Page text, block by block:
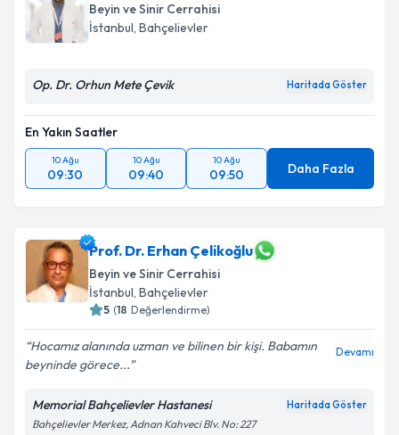
Beyin ve Sinir Cerrahisi
İstanbul, Bahçelievler
Op. Dr. Orhun Mete Çevik Haritada Göster
En Yakın Saatler
10 Ağu
09:30
10 Ağu
09:40
10 Ağu
09:50 Daha Fazla
Prof. Dr. Erhan Çelikoğlu
Beyin ve Sinir Cerrahisi
İstanbul, Bahçelievler
5 (18 Değerlendirme)
Hocamız alanında uzman ve bilinen bir kişi. Babamın
beyninde görece...
Devamı
Memorial Bahçelievler Hastanesi Haritada Göster
Bahçelievler Merkez, Adnan Kahveci Blv. No: 227